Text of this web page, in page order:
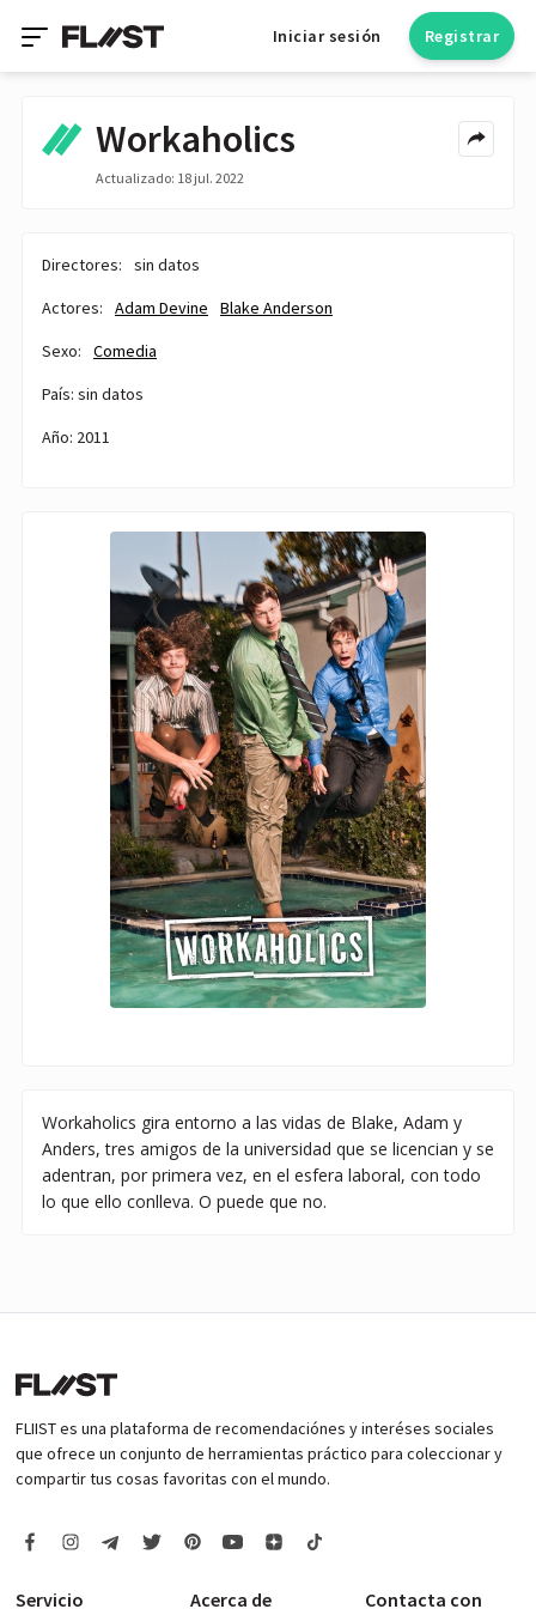
Iniciar sesión Registrar
Workaholics
Actualizado: 18 jul. 2022
Directores:
sin datos
Actores:
Adam Devine
Blake Anderson
Sexo:
Comedia
País: sin datos
Año: 2011
Workaholics gira entorno a las vidas de Blake, Adam y
Anders, tres amigos de la universidad que se licencian y se
adentran, por primera vez, en el esfera laboral, con todo
lo que ello conlleva. O puede que no.
FLIIST es una plataforma de recomendaciónes y interéses sociales
que ofrece un conjunto de herramientas práctico para coleccionar y
compartir tus cosas favoritas con el mundo.
Servicio Acerca de Contacta con